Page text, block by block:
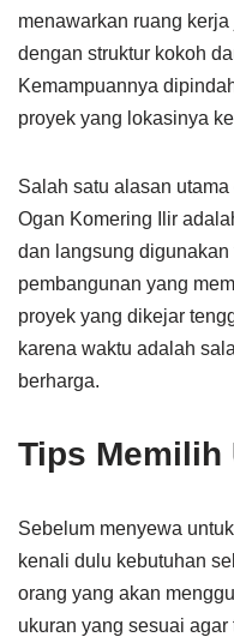
menawarkan ruang
dengan struktur kokoh
Kemampuannya
proyek yang lokasinya
Salah satu alasan
Ogan Komering Ilir
dan langsung
pembangunan yang
proyek yang dikejar
karena waktu adalah
berharga.
Tips Memilih
Sebelum menyewa
kenali dulu kebutuhan
orang yang akan
ukuran yang sesuai